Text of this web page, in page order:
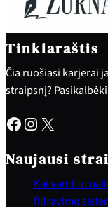
Tinklaraštis
Čia ruošiasi karjerai
straipsnį?
Facebook Instagram X
Naujausi
Kai vanduo
filtravimo